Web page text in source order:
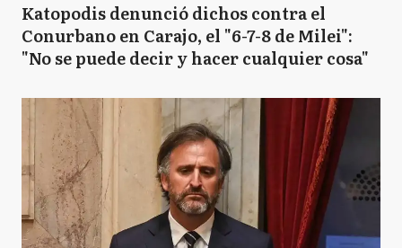
Katopodis denunció dichos contra el
Conurbano en Carajo, el "6-7-8 de Milei":
"No se puede decir y hacer cualquier cosa"